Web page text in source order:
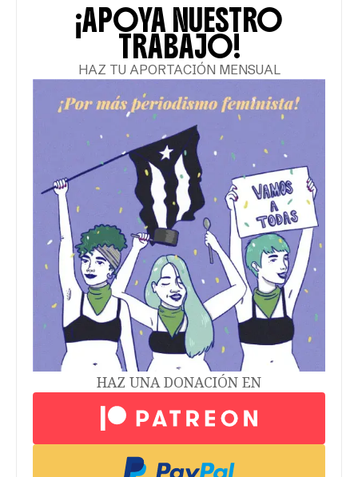
¡APOYA NUESTRO
TRABAJO!
HAZ TU APORTACIÓN MENSUAL
HAZ UNA DONACIÓN EN